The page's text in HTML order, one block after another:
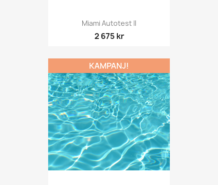
Miami Autotest II
2 675 kr
KAMPANJ!